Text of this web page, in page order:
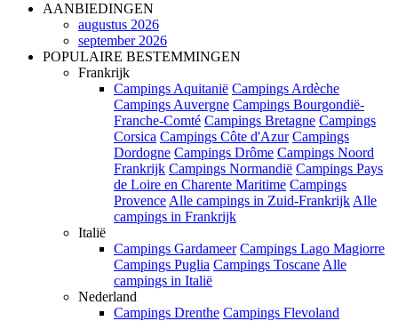
AANBIEDINGEN
augustus 2026
september 2026
POPULAIRE BESTEMMINGEN
Frankrijk
Campings Aquitanië Campings Ardèche
Campings Auvergne Campings Bourgondië-
Franche-Comté Campings Bretagne Campings
Corsica Campings Côte d'Azur Campings
Dordogne Campings Drôme Campings Noord
Frankrijk Campings Normandië Campings Pays
de Loire en Charente Maritime Campings
Provence Alle campings in Zuid-Frankrijk Alle
campings in Frankrijk
Italië
Campings Gardameer Campings Lago Magiorre
Campings Puglia Campings Toscane Alle
campings in Italië
Nederland
Campings Drenthe Campings Flevoland